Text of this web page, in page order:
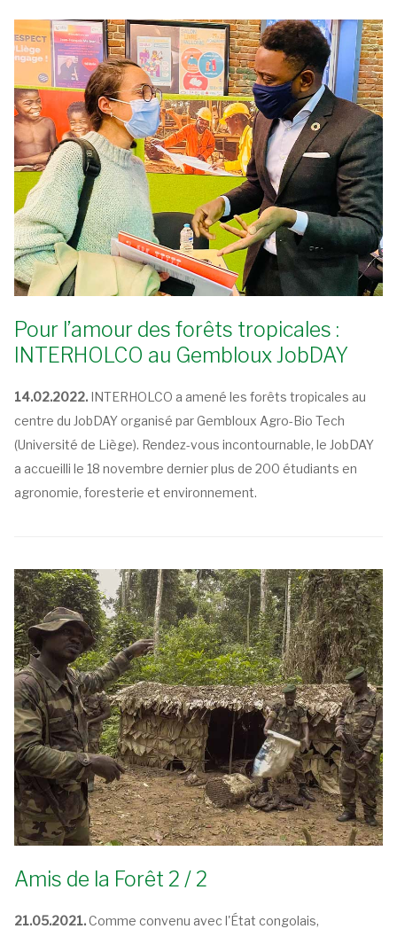
Pour l’amour des forêts tropicales :
INTERHOLCO au Gembloux JobDAY
14.02.2022. INTERHOLCO a amené les forêts tropicales au
centre du JobDAY organisé par Gembloux Agro-Bio Tech
(Université de Liège). Rendez-vous incontournable, le JobDAY
a accueilli le 18 novembre dernier plus de 200 étudiants en
agronomie, foresterie et environnement.
Amis de la Forêt 2 / 2
21.05.2021.Comme convenu avec l'État congolais,